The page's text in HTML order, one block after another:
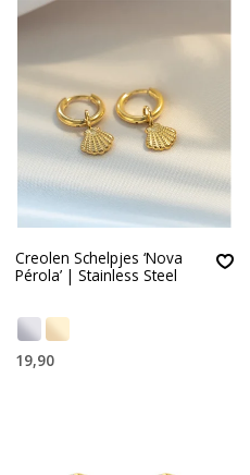
Creolen Schelpjes ‘Nova
Pérola’ | Stainless Steel
19,90